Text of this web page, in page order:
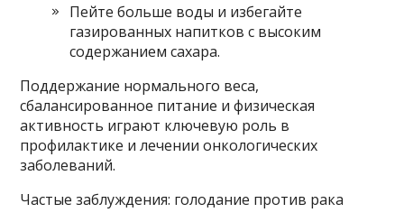
Пейте больше воды и избегайте
газированных напитков с высоким
содержанием сахара.
Поддержание нормального веса,
сбалансированное питание и физическая
активность играют ключевую роль в
профилактике и лечении онкологических
заболеваний.
Частые заблуждения: голодание против рака